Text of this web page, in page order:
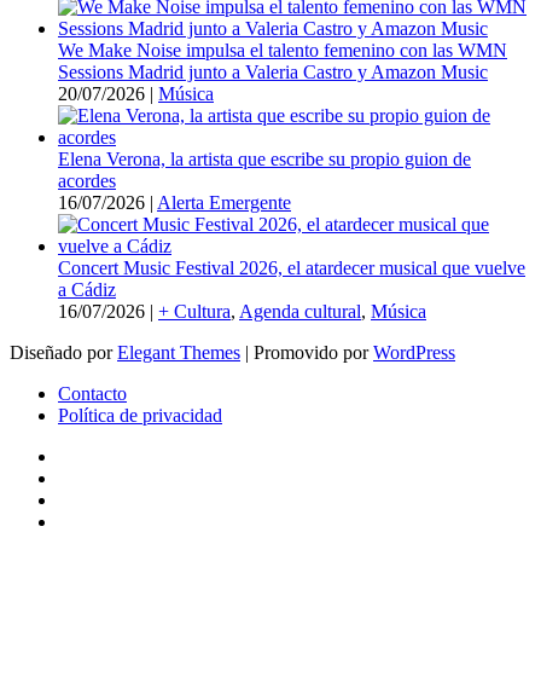
We Make Noise impulsa el talento femenino con las WMN
Sessions Madrid junto a Valeria Castro y Amazon Music
20/07/2026 | Música
Elena Verona, la artista que escribe su propio guion de
acordes
16/07/2026 | Alerta Emergente
Concert Music Festival 2026, el atardecer musical que vuelve
a Cádiz
16/07/2026 | + Cultura, Agenda cultural, Música
Diseñado porElegant Themes | Promovido porWordPress
Contacto
Política de privacidad